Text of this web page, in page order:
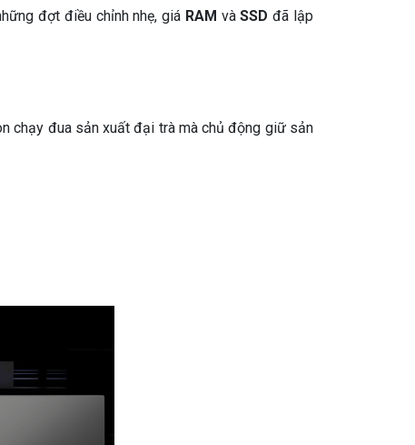
đợt điều chỉnh nhẹ, giá RAM vàSSDđã lập
chạy đua sản xuất đại trà mà chủ động giữ sản